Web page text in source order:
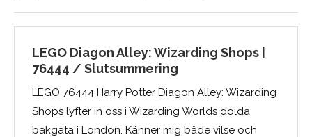
LEGO Diagon Alley: Wizarding Shops |
76444 / Slutsummering
LEGO 76444 Harry Potter Diagon Alley: Wizarding
Shops lyfter in oss i Wizarding Worlds dolda
bakgata i London. Känner mig både vilse och